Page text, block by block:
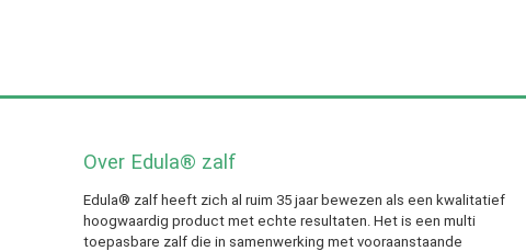
Over Edula® zalf
Edula® zalf heeft zich al ruim 35 jaar bewezen als een kwalitatief
hoogwaardig product met echte resultaten. Het is een multi
toepasbare zalf die in samenwerking met vooraanstaande